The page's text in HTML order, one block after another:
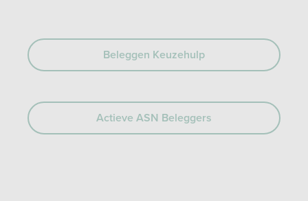
Beleggen Keuzehulp
Actieve ASN Beleggers